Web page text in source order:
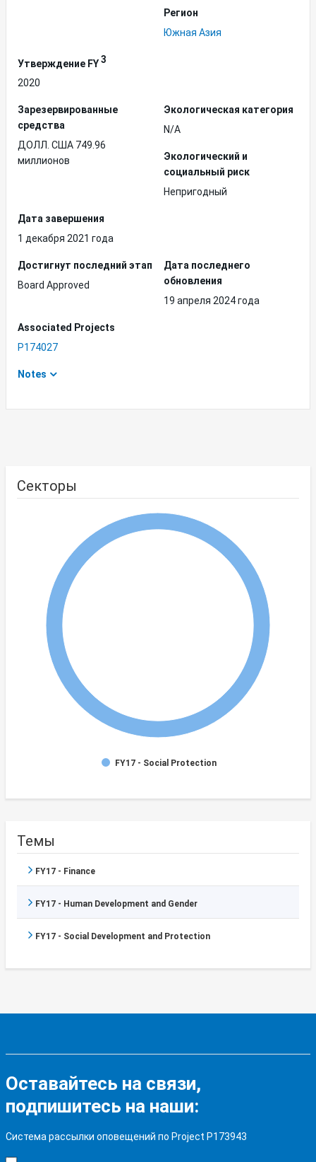
Регион
Южная Азия
Утверждение FY3
2020
Зарезервированные
средства
ДОЛЛ. США 749.96
миллионов
Экологическая категория
N/A
Экологический и
социальный риск
Непригодный
Дата завершения
1 декабря 2021 года
Достигнут последний этап
Board Approved
Дата последнего
обновления
19 апреля 2024 года
Associated Projects
P174027
Notes
Секторы
FY17 - Social Protection
Темы
FY17 - Finance
FY17 - Human Development and Gender
FY17 - Social Development and Protection
Оставайтесь на связи,
подпишитесь на наши:
Система рассылки оповещений по Project P173943